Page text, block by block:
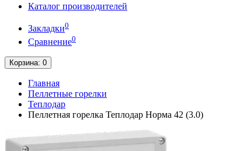
Каталог производителей
Закладки0
Сравнение0
Корзина: 0
Главная
Пеллетные горелки
Теплодар
Пеллетная горелка Теплодар Норма 42 (3.0)